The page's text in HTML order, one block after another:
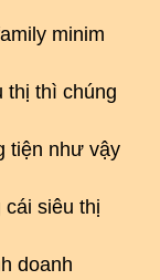
minim
thị thì chúng
tiện như vậy
siêu thị
doanh